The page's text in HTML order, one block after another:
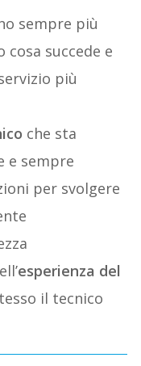
sempre più
cosa succede e
più
che sta
e sempre
per svolgere
esperienza del
il tecnico